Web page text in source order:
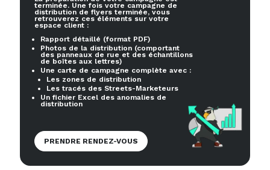
terminée. Une fois votre campagne de
distribution de flyers terminée, vous
retrouverez ces éléments sur votre
espace client :
Rapport détaillé (format PDF)
Photos de la distribution (comportant
des panneaux de rue et des échantillons
de boîtes aux lettres)
Une carte de campagne complète avec :
Les zones de distribution
Les tracés des Streets-Marketeurs
Un fichier Excel des anomalies de
distribution
PRENDRE RENDEZ-VOUS